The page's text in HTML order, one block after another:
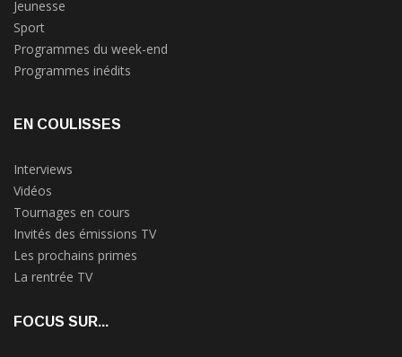
Jeunesse
Sport
Programmes du week-end
Programmes inédits
EN COULISSES
Interviews
Vidéos
Tournages en cours
Invités des émissions TV
Les prochains primes
La rentrée TV
FOCUS SUR...